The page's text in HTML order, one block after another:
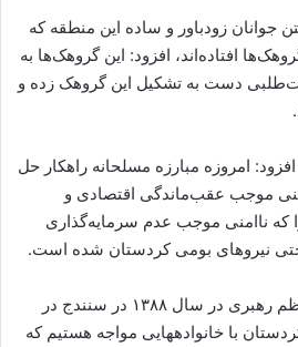
جوانان زودباور و ساده این منطقه که
افتاده‌اند، افزود: این گروهک‌ها به
دست به تشکیل این گروهک زده و
افزود: امروزه مبارزه مسلحانه راهکار حل
موجب عقب‌ماندگی اقتصادی و
ناامنی موجب عدم سرمایه‌گذاری
نیروهای بومی کردستان شده است.
اکبری عنوان کرد: مقام معظم رهبری در سال ۱۳۸۸ در سنندج در
با خانواده‏هایى مواجه هستیم که